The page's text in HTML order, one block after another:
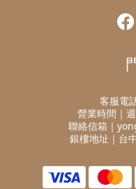
客服電
營業時間｜
聯絡信箱｜
銀樓地址｜台